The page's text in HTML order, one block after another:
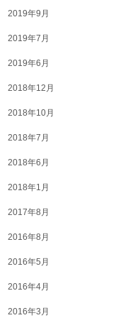
2019年9月
2019年7月
2019年6月
2018年12月
2018年10月
2018年7月
2018年6月
2018年1月
2017年8月
2016年8月
2016年5月
2016年4月
2016年3月